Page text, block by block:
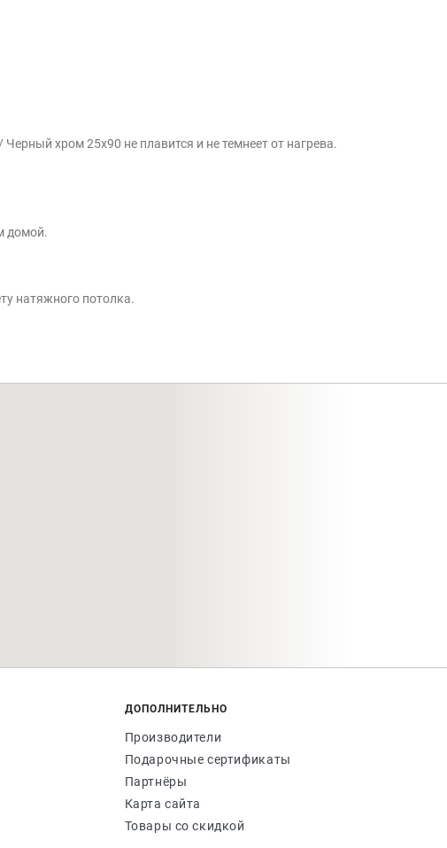
хром 25x90 не плавится и не темнеет от нагрева.
домой.
натяжного потолка.
ДОПОЛНИТЕЛЬНО
Производители
Подарочные сертификаты
Партнёры
Карта сайта
Товары со скидкой